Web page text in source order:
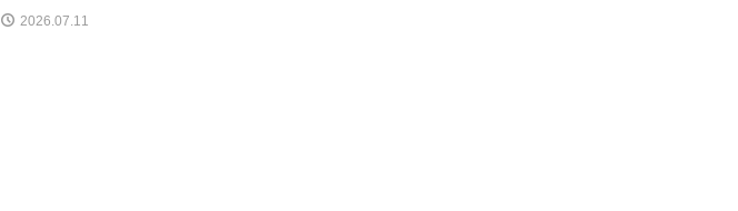
2026.07.11